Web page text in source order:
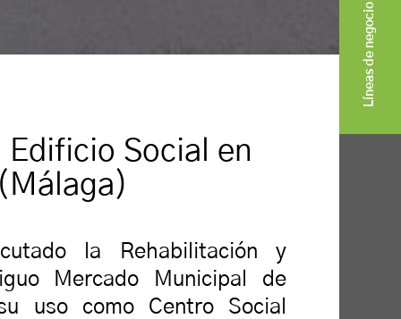
Líneas de negocio
Social en
la Rehabilitación y
Mercado Municipal de
uso como Centro Social